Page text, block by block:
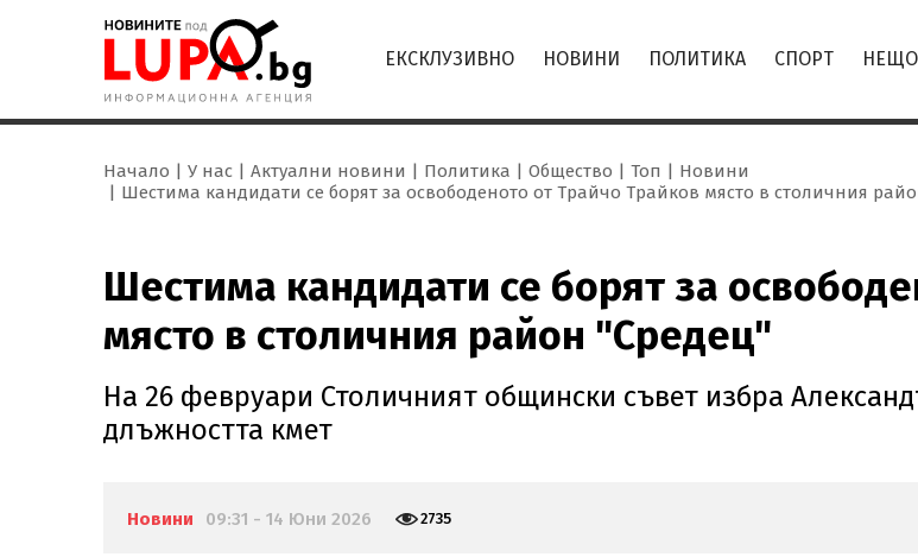
ЕКСКЛУЗИВНО НОВИНИ ПОЛИТИКА СПОРТ НЕЩО
Начало У нас Актуални новини Политика Общество Топ
Новини
Шестима кандидати се борят за освободеното от Трайчо Трайков място в столичния
Шестима кандидати се борят за
място в столичния район "Средец"
На 26 февруари Столичният общински съвет избра
длъжността кмет
Новини 09:31 - 14 Юни 2026 2735